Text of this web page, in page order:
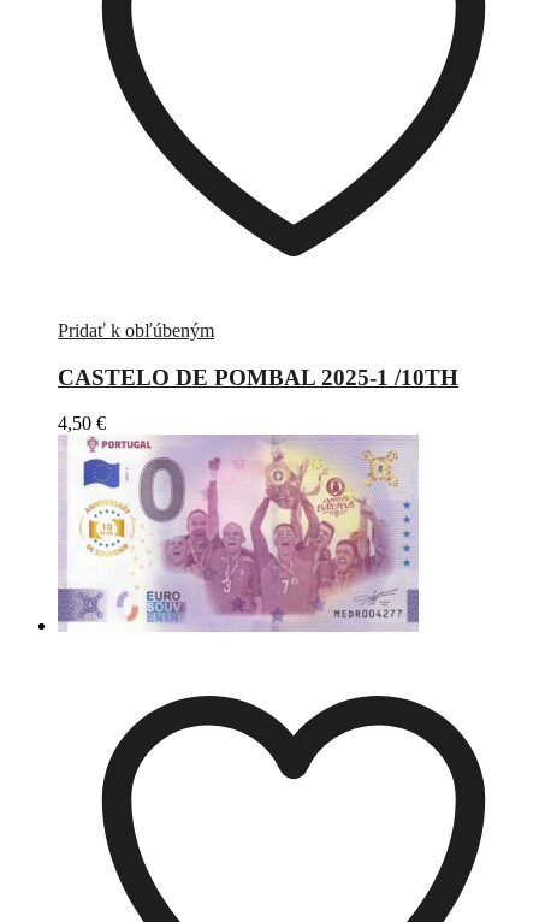
Pridať k obľúbeným
CASTELO DE POMBAL 2025-1 /10TH
4,50 €